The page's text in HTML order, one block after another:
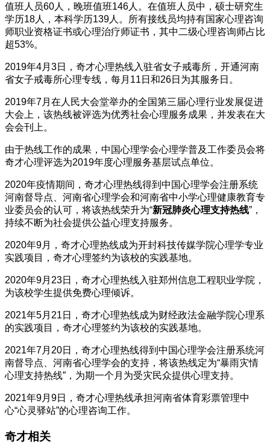
值班人员60人，晚班值班146人。在值班人员中，硕士研究生
学历18人，本科学历139人。所有接线员均持有国家心理咨询
师职业资格证书或心理治疗师证书，其中二级心理咨询师占比
超53%。
2019年4月3日，奇才心理热线入驻省女子戒毒所，开通河南
省女子戒毒所心理专线，每月11日和26日为其服务日。
2019年7月在人民大会堂举办的全国第三届心理行业发展促进
大会上，该热线被评选为优秀社会心理服务成果，并发表在大
会会刊上。
由于热线工作的成果，中国心理学会心理学普及工作委员会将
奇才心理评选为2019年度心理服务基层试点单位。
2020年疫情期间，奇才心理热线得到中国心理学会注册系统
河南督导点、河南省心理学会和河南省中小学心理健康教育专
业委员会的认可，将该热线荣升为“新冠肺炎心理支持热线”，
持续不断为社会提供公益心理支持服务。
2020年9月，奇才心理热线成为开封科技传媒学院心理学专业
实践项目，奇才心理签约为该校的实践基地。
2020年9月23日，奇才心理热线入驻郑州信息工程职业学院，
为该校学生提供免费心理倾诉。
2021年5月21日，奇才心理热线成为财经政法金融学院心理系
的实践项目，奇才心理签约为该校的实践基地。
2021年7月20日，奇才心理热线得到中国心理学会注册系统河
南督导点、河南省心理学会的支持，将该热线定为“暴雨灾情
心理支持热线”，为期一个月为受灾民众提供心理支持。
2021年9月9日，奇才心理热线承担河南省体育彩票管理中
心“心灵驿站”的心理咨询工作。
奇才相关